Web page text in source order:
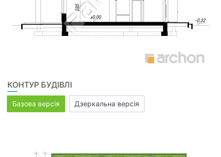
КОНТУР БУДІВЛІ
Базова версія Дзеркальна версія